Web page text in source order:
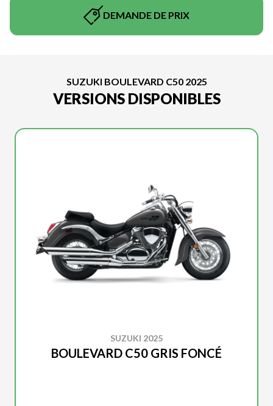
DEMANDE DE PRIX
SUZUKI BOULEVARD C50 2025
VERSIONS DISPONIBLES
SUZUKI 2025
BOULEVARD C50 GRIS FONCÉ